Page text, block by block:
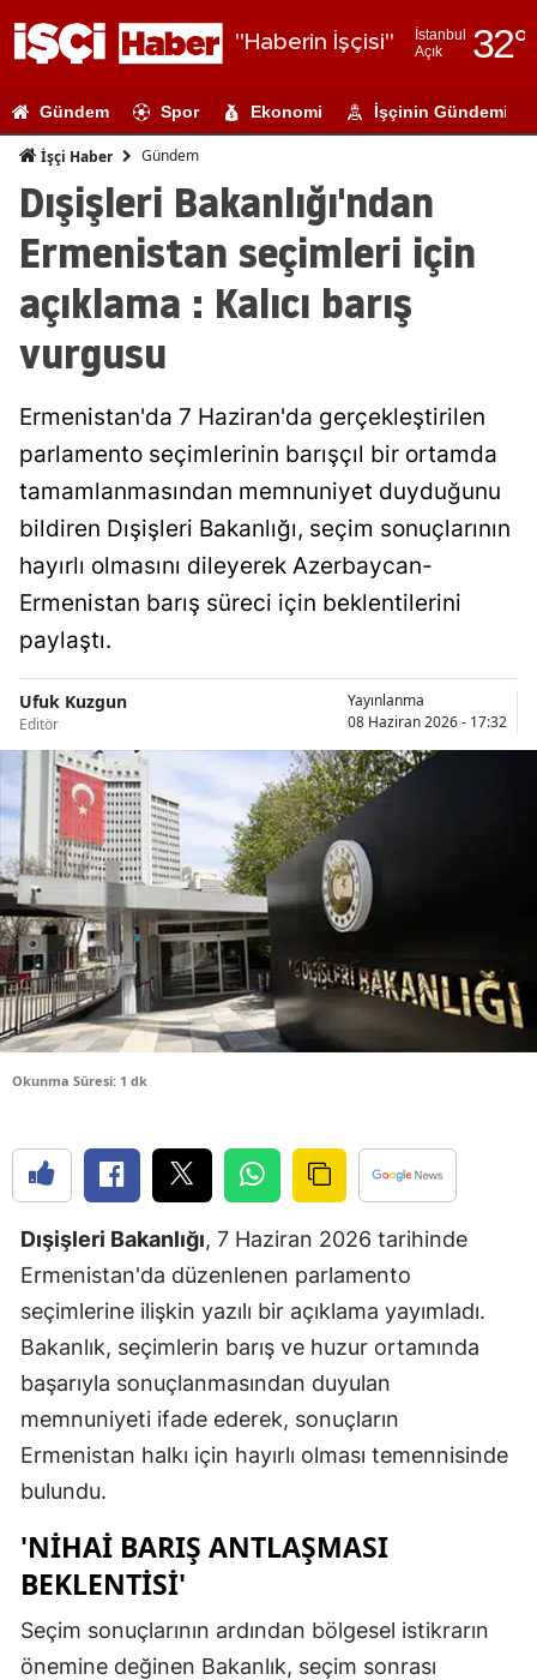
"Haberin İşçisi"
İstanbul
Açık
32°
Adıyaman
Amasya
Artvin
Aydın
Balıkesir
Bingöl
Bolu
Denizli
Diyarbakır
Elazığ
Erzincan
Erzurum
Eskişehir
Gaziantep
Gümüşhane
Mersin
Gündem Spor Ekonomi İşçinin Gündemi
İşçi Haber Gündem
Dışişleri Bakanlığı'ndan
Ermenistan seçimleri için
açıklama : Kalıcı barış
vurgusu
Ermenistan'da 7 Haziran'da gerçekleştirilen
parlamento seçimlerinin barışçıl bir ortamda
tamamlanmasından memnuniyet duyduğunu
bildiren Dışişleri Bakanlığı, seçim sonuçlarının
hayırlı olmasını dileyerek Azerbaycan-
Ermenistan barış süreci için beklentilerini
paylaştı.
Ufuk Kuzgun
Editör
Yayınlanma
08 Haziran 2026 - 17:32
Okunma Süresi: 1 dk
Dışişleri Bakanlığı, 7 Haziran 2026 tarihinde
Ermenistan'da düzenlenen parlamento
seçimlerine ilişkin yazılı bir açıklama yayımladı.
Bakanlık, seçimlerin barış ve huzur ortamında
başarıyla sonuçlanmasından duyulan
memnuniyeti ifade ederek, sonuçların
Ermenistan halkı için hayırlı olması temennisinde
bulundu.
'NIHAI BARIŞ ANTLAŞMASI
BEKLENTISI'
Seçim sonuçlarının ardından bölgesel istikrarın
önemine değinen Bakanlık, seçim sonrası